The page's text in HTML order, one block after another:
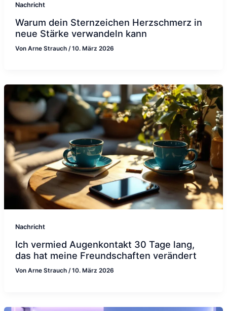
Nachricht
Warum dein Sternzeichen Herzschmerz in
neue Stärke verwandeln kann
Von Arne Strauch /10. März 2026
Nachricht
Ich vermied Augenkontakt 30 Tage lang,
das hat meine Freundschaften verändert
Von Arne Strauch /10. März 2026